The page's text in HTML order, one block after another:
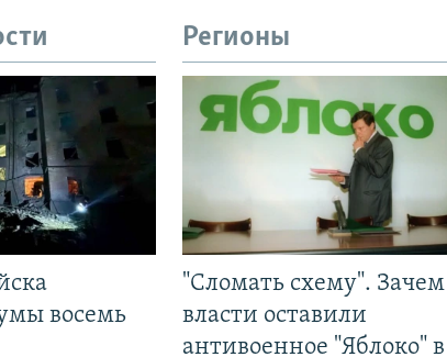
восемь
Регионы
"Сломать схему". Зачем
власти оставили
антивоенное "Яблоко" в